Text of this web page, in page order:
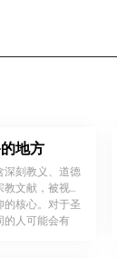
地方
深刻教义、道德
文献，被视为
的核心。对于圣
的人可能会有